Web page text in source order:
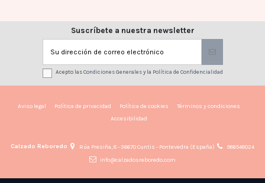
Suscríbete a nuestra newsletter
Acepto lasCondiciones Generalesy la Política de Confidencialidad
Aviso legal Política de privacidad Política de cookies
Términos y condiciones
Accesibilidad
Calzado Reboredo Rúa Presiña, 8 - 36670 Cuntis - Pontevedra (España)
986548024
info@calzadosreboredo.com